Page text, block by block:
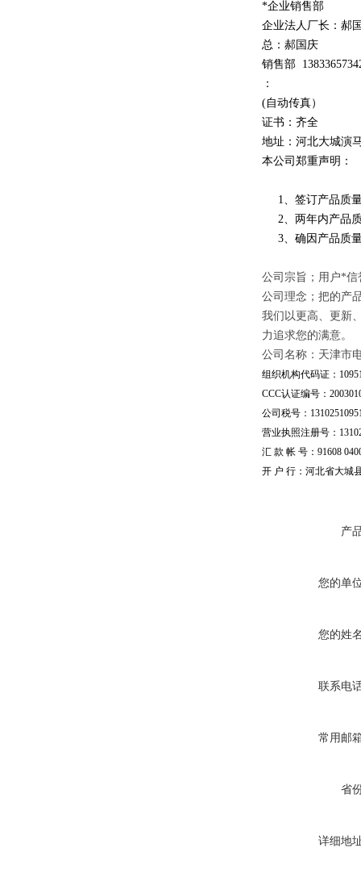
*企业销售部
企业法人厂长：郝
总：郝国庆
销售部 13833
：
(自动传真）
证书：齐全
地址：河北大城演
本公司郑重声明：
1、签订产品质量
2、两年内产品质
3、确因产品质量
公司宗旨；用户*
公司理念；把的产
我们以更高、更新
力追求您的满意。
公司名称：天津市
组织机构代码证：
CCC认证编号：
公司税号：
营业执照注册号：
汇 款 帐 号：91608
开 户 行：河北省大城
产
您的单
您的姓
联系电
常用邮
省
详细地